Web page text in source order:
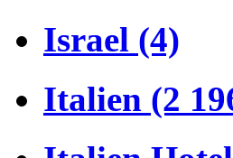
Israel (4)
Italien (2